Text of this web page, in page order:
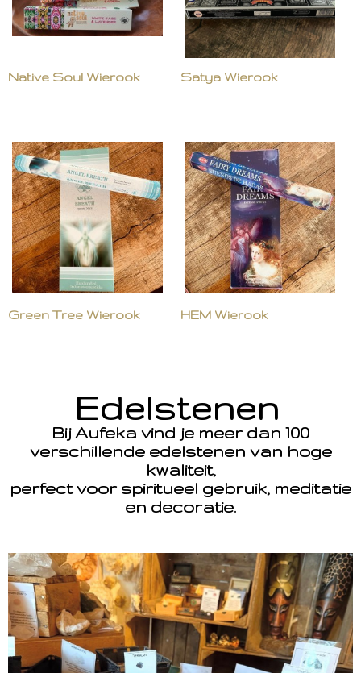
Native Soul Wierook Satya Wierook
Green Tree Wierook HEM Wierook
Edelstenen
Bij Aufeka vind je meer dan 100
verschillende edelstenen van hoge
kwaliteit,
perfect voor spiritueel gebruik, meditatie
en decoratie.